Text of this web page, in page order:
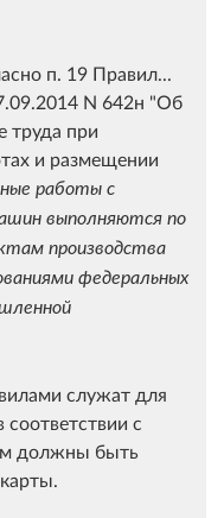
п. 19 Правил...
N 642н "Об
труда при
и размещении
работы с
выполняются по
производства
федеральных
служат для
с
должны быть